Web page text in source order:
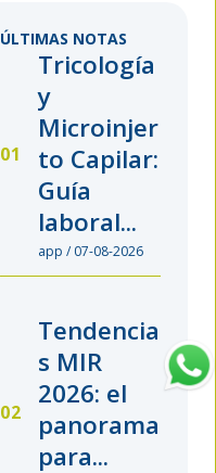
ÚLTIMAS NOTAS
Tricología
y
Microinjer
to Capilar:
Guía
laboral...
app / 07-08-2026
Tendencia
s MIR
2026: el
panorama
para...